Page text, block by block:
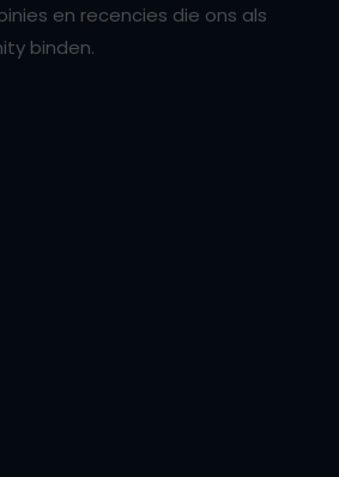
en recencies die ons als
binden.